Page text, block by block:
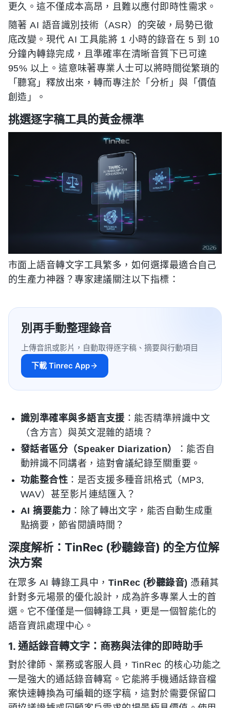
更久。這不僅成本高昂，且難以應付即時性需求。
隨著 AI 語音識別技術（ASR）的突破，局勢已徹
底改變。現代 AI 工具能將 1 小時的錄音在 5 到 10
分鐘內轉錄完成，且準確率在清晰音質下已可達
95% 以上。這意味著專業人士可以將時間從繁瑣的
「聽寫」釋放出來，轉而專注於「分析」與「價值
創造」。
挑選逐字稿工具的黃金標準
市面上語音轉文字工具繁多，如何選擇最適合自己
的生產力神器？專家建議關注以下指標：
別再手動整理錄音
上傳音訊或影片，自動取得逐字稿、摘要與行動項目
下載 Tinrec App
識別準確率與多語言支援 ：能否精準辨識中文
（含方言）與英文混雜的語境？
發話者區分（Speaker Diarization）
：能否自
動辨識不同講者，這對會議紀錄至關重要。
功能整合性 ：是否支援多種音訊格式（MP3,
WAV）甚至影片連結匯入？
AI 摘要能力 ：除了轉出文字，能否自動生成重
點摘要，節省閱讀時間？
深度解析：TinRec (秒聽錄音) 的全方位解
決方案
在眾多 AI 轉錄工具中， TinRec (秒聽錄音) 憑藉其
針對多元場景的優化設計，成為許多專業人士的首
選。它不僅僅是一個轉錄工具，更是一個智能化的
語音資訊處理中心。
1. 通話錄音轉文字：商務與法律的即時助手
對於律師、業務或客服人員，TinRec 的核心功能之
一是強大的通話錄音轉寫。它能將手機通話錄音檔
案快速轉換為可編輯的逐字稿，這對於需要保留口